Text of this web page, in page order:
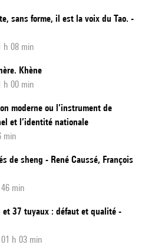
sans forme, il est la voix du Tao. -
h 08 min
Khène
h 00 min
moderne ou l’instrument de
et l’identité nationale
min
de sheng - René Caussé, François
min
et 37 tuyaux : défaut et qualité -
h 03 min